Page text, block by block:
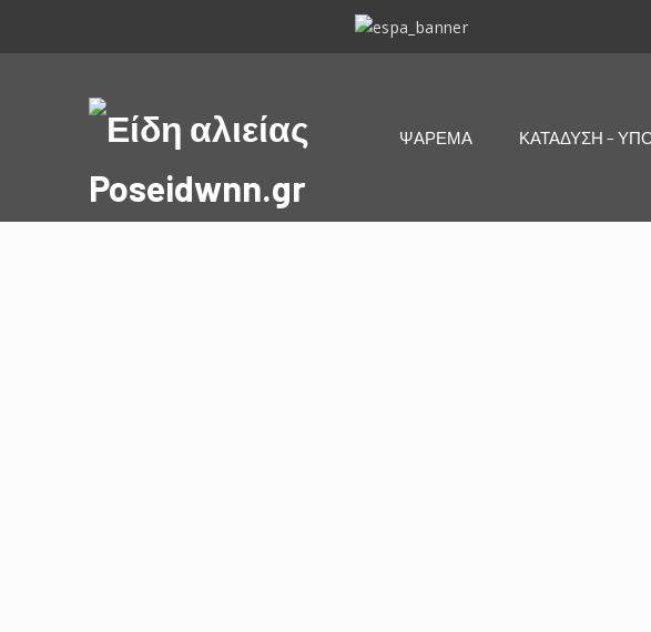
ΕΣΠΑ
Είδη
αλιείας
ΨΑΡΕΜΑ ΚΑΤΑΔΥΣΗ –